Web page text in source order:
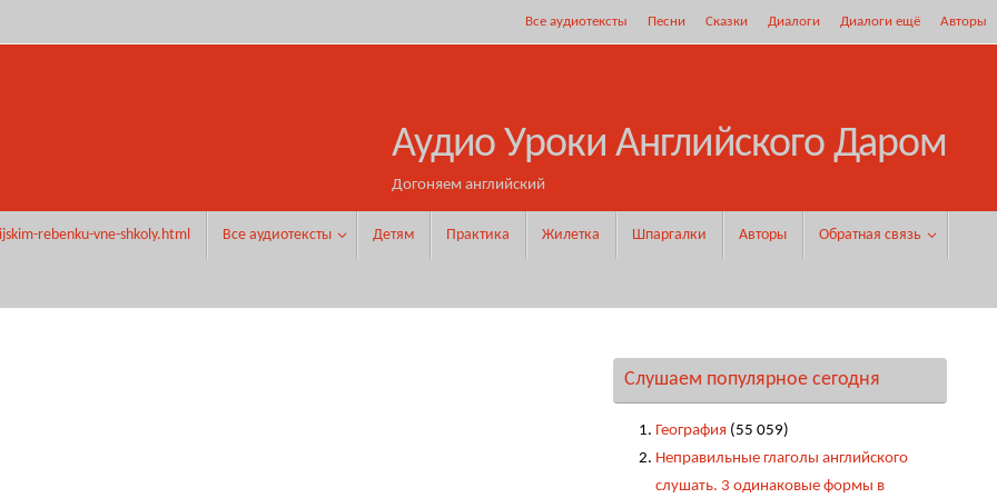
Все аудиотексты Песни Сказки Диалоги Диалоги ещё Авторы
Аудио Уроки Английского Даром
Догоняем английский
rebenku-vne-shkoly.html Все аудиотексты Детям Практика Жилетка Шпаргалки Авторы Обратная связь
Слушаем популярное сегодня
География (55 059)
Неправильные глаголы английского
слушать. 3 одинаковые формы в